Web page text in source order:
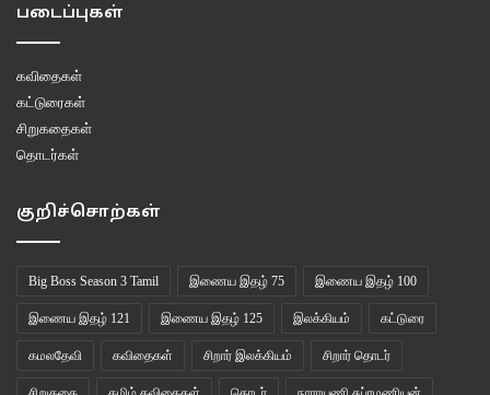
படைப்புகள்
கவிதைகள்
கட்டுரைகள்
சிறுகதைகள்
தொடர்கள்
குறிச்சொற்கள்
Big Boss Season 3 Tamil இணைய இதழ் 75 இணைய இதழ் 100
இணைய இதழ் 121 இணைய இதழ் 125 இலக்கியம் கட்டுரை
கமலதேவி கவிதைகள் சிறார் இலக்கியம் சிறார் தொடர்